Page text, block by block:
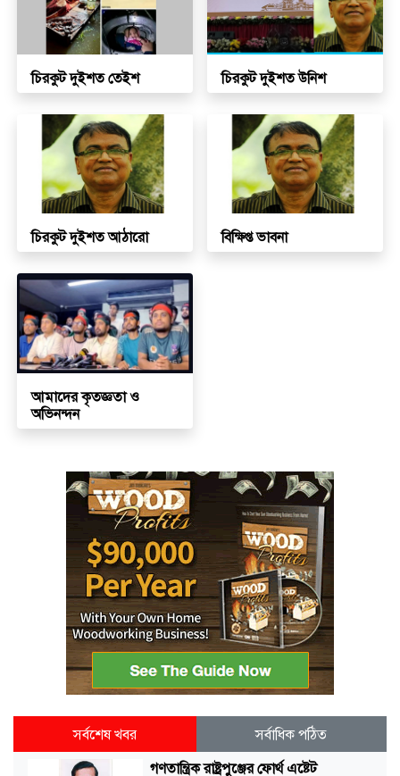
চিরকুট দুইশত তেইশ চিরকুট দুইশত উনিশ
চিরকুট দুইশত আঠারো বিক্ষিপ্ত ভাবনা
আমাদের কৃতজ্ঞতা ও
অভিনন্দন
সর্বশেষ খবর
সর্বাধিক পঠিত
গণতান্ত্রিক রাষ্ট্রপুঞ্জের ফোর্থ এষ্টেট